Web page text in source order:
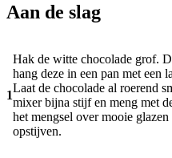
Aan de slag
1
Hak de witte chocolade grof.
hang deze in een pan met een
Laat de chocolade al roerend
mixer bijna stijf en meng met
het mengsel over mooie
opstijven.